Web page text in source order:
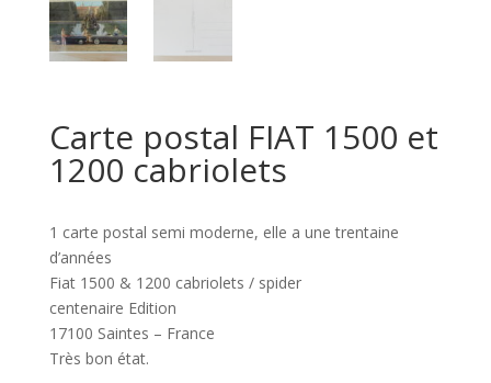
Carte postal FIAT 1500 et
1200 cabriolets
1 carte postal semi moderne, elle a une trentaine
d’années
Fiat 1500 & 1200 cabriolets / spider
centenaire Edition
17100 Saintes – France
Très bon état.